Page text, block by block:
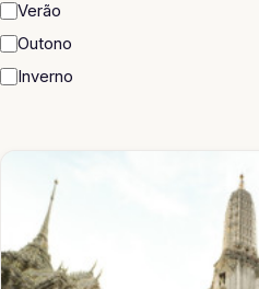
Verão
Outono
Inverno